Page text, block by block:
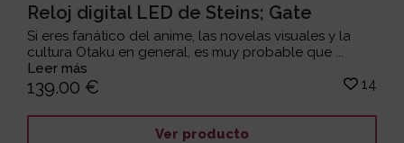
Reloj digital LED de Steins; Gate
Si eres fanático del anime, las novelas visuales y la
cultura Otaku en general, es muy probable que ...
Leer más
139.00 € 14
Ver producto